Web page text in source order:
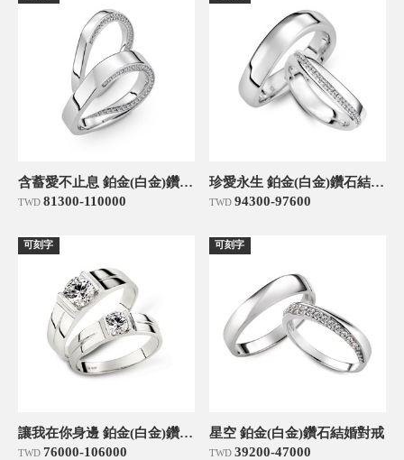
含蓄愛不止息 鉑金(白金)鑽石結婚對戒
TWD 81300-110000
珍愛永生 鉑金(白金)鑽石結婚對戒
TWD 94300-97600
可刻字
讓我在你身邊 鉑金(白金)鑽石結婚對戒
TWD 76000-106000
可刻字
星空 鉑金(白金)鑽石結婚對戒
TWD 39200-47000